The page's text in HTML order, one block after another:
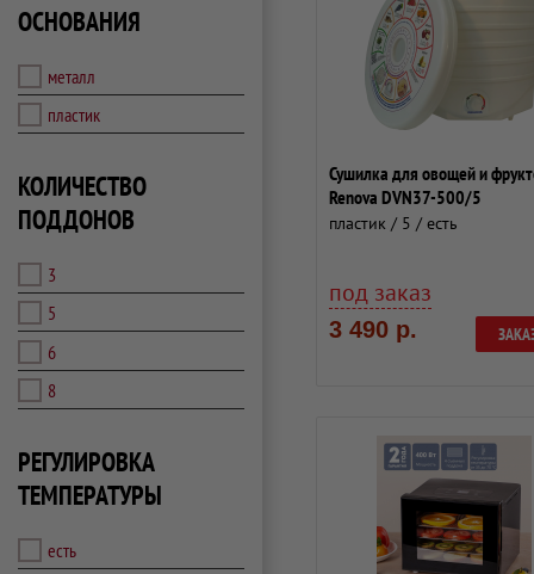
ОСНОВАНИЯ
металл
пластик
КОЛИЧЕСТВО
ПОДДОНОВ
3
5
6
8
РЕГУЛИРОВКА
ТЕМПЕРАТУРЫ
есть
Сушилка для овощей и
Renova DVN37-500/5
пластик / 5 / есть
под заказ
3 490 р.